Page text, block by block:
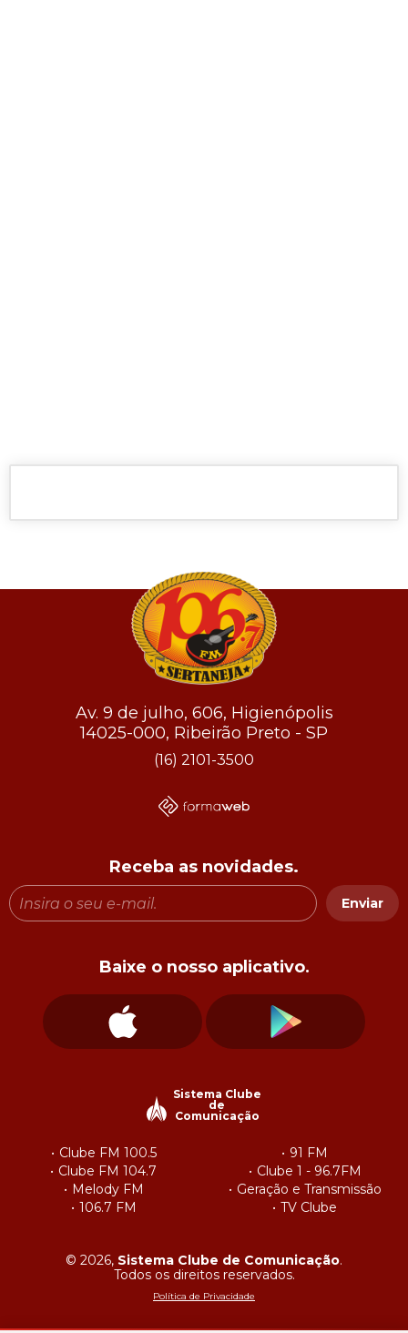
Av. 9 de julho, 606, Higienópolis
14025-000, Ribeirão Preto - SP
(16) 2101-3500
Receba as novidades.
Enviar
Baixe o nosso aplicativo.
Sistema Clube
de
Comunicação
Clube FM 100.5
Clube FM 104.7
Melody FM
106.7 FM
91 FM
Clube 1 - 96.7FM
Geração e Transmissão
TV Clube
© 2026, Sistema Clube de Comunicação.
Todos os direitos reservados.
Política de Privacidade